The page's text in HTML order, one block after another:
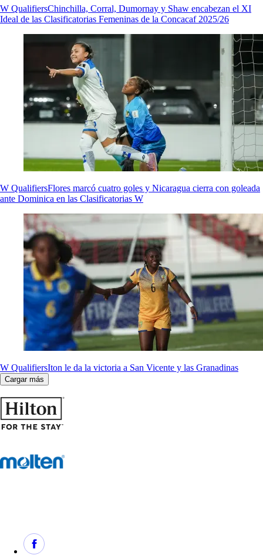
W QualifiersChinchilla, Corral, Dumornay y Shaw encabezan el XI
Ideal de las Clasificatorias Femeninas de la Concacaf 2025/26
W QualifiersFlores marcó cuatro goles y Nicaragua cierra con goleada
ante Dominica en las Clasificatorias W
W QualifiersIton le da la victoria a San Vicente y las Granadinas
Cargar más